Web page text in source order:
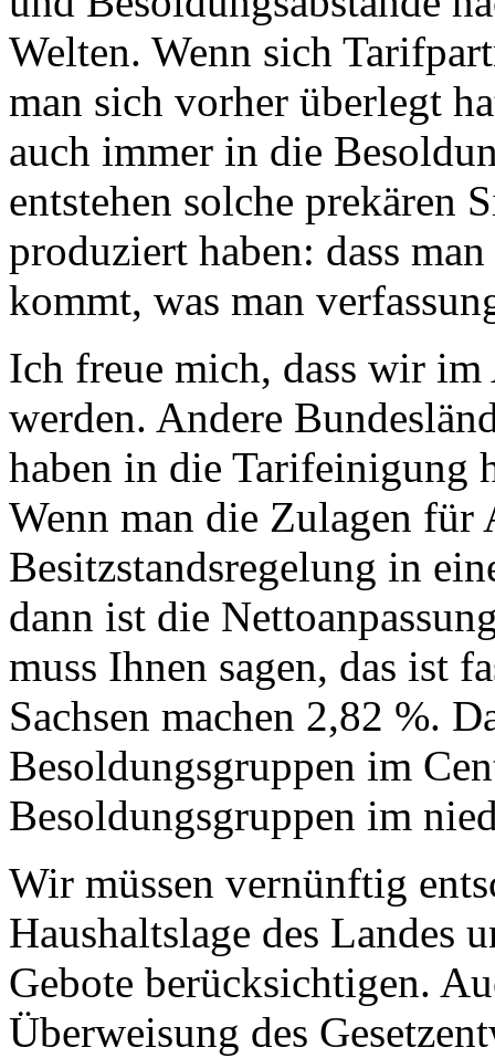
Welten. Wenn sich
man sich vorher überlegt
auch immer in die
entstehen solche prekären
produziert haben: dass
kommt, was man
Ich freue mich, dass wir im
werden. Andere
haben in die Tarifeinigung
Wenn man die Zulagen für
Besitzstandsregelung in
dann ist die
muss Ihnen sagen, das ist
Sachsen machen 2,82 %.
Besoldungsgruppen im
Besoldungsgruppen im
Wir müssen vernünftig
Haushaltslage des Landes
Gebote berücksichtigen.
Überweisung des